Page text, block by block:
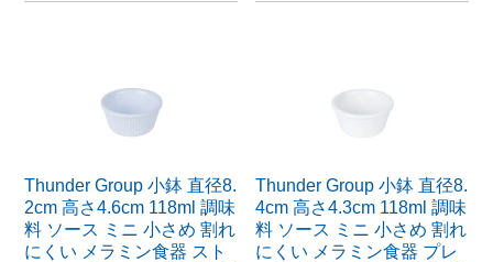
Thunder Group 小鉢 直径8.
2cm 高さ4.6cm 118ml 調味
料 ソース ミニ 小さめ 割れ
にくい メラミン食器 スト
Thunder Group 小鉢 直径8.
4cm 高さ4.3cm 118ml 調味
料 ソース ミニ 小さめ 割れ
にくい メラミン食器 プレ